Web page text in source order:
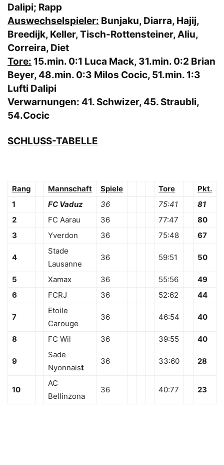
Dalipi; Rapp
Auswechselspieler: Bunjaku, Diarra, Hajij,
Breedijk, Keller, Tisch-Rottensteiner, Aliu,
Correira, Diet
Tore: 15.min. 0:1 Luca Mack, 31.min. 0:2 Brian
Beyer, 48.min. 0:3 Milos Cocic, 51.min. 1:3
Lufti Dalipi
Verwarnungen: 41. Schwizer, 45. Straubli,
54.Cocic
SCHLUSS-TABELLE
Rang Mannschaft Spiele Tore
Pkt.
1
FC Vaduz 36 75:41
81
2
FC Aarau 36 77:47
80
3
Yverdon 36 75:48 67
4
Stade
Lausanne
36 59:51 50
5 Xamax 36 55:56
49
6
FCRJ 36 52:62 44
7
Etoile
Carouge
36 46:54 40
8 FC Wil 36 39:55 40
9
Sade
Nyonnaist
36 33:60 28
10
AC
Bellinzona
36 40:77 23